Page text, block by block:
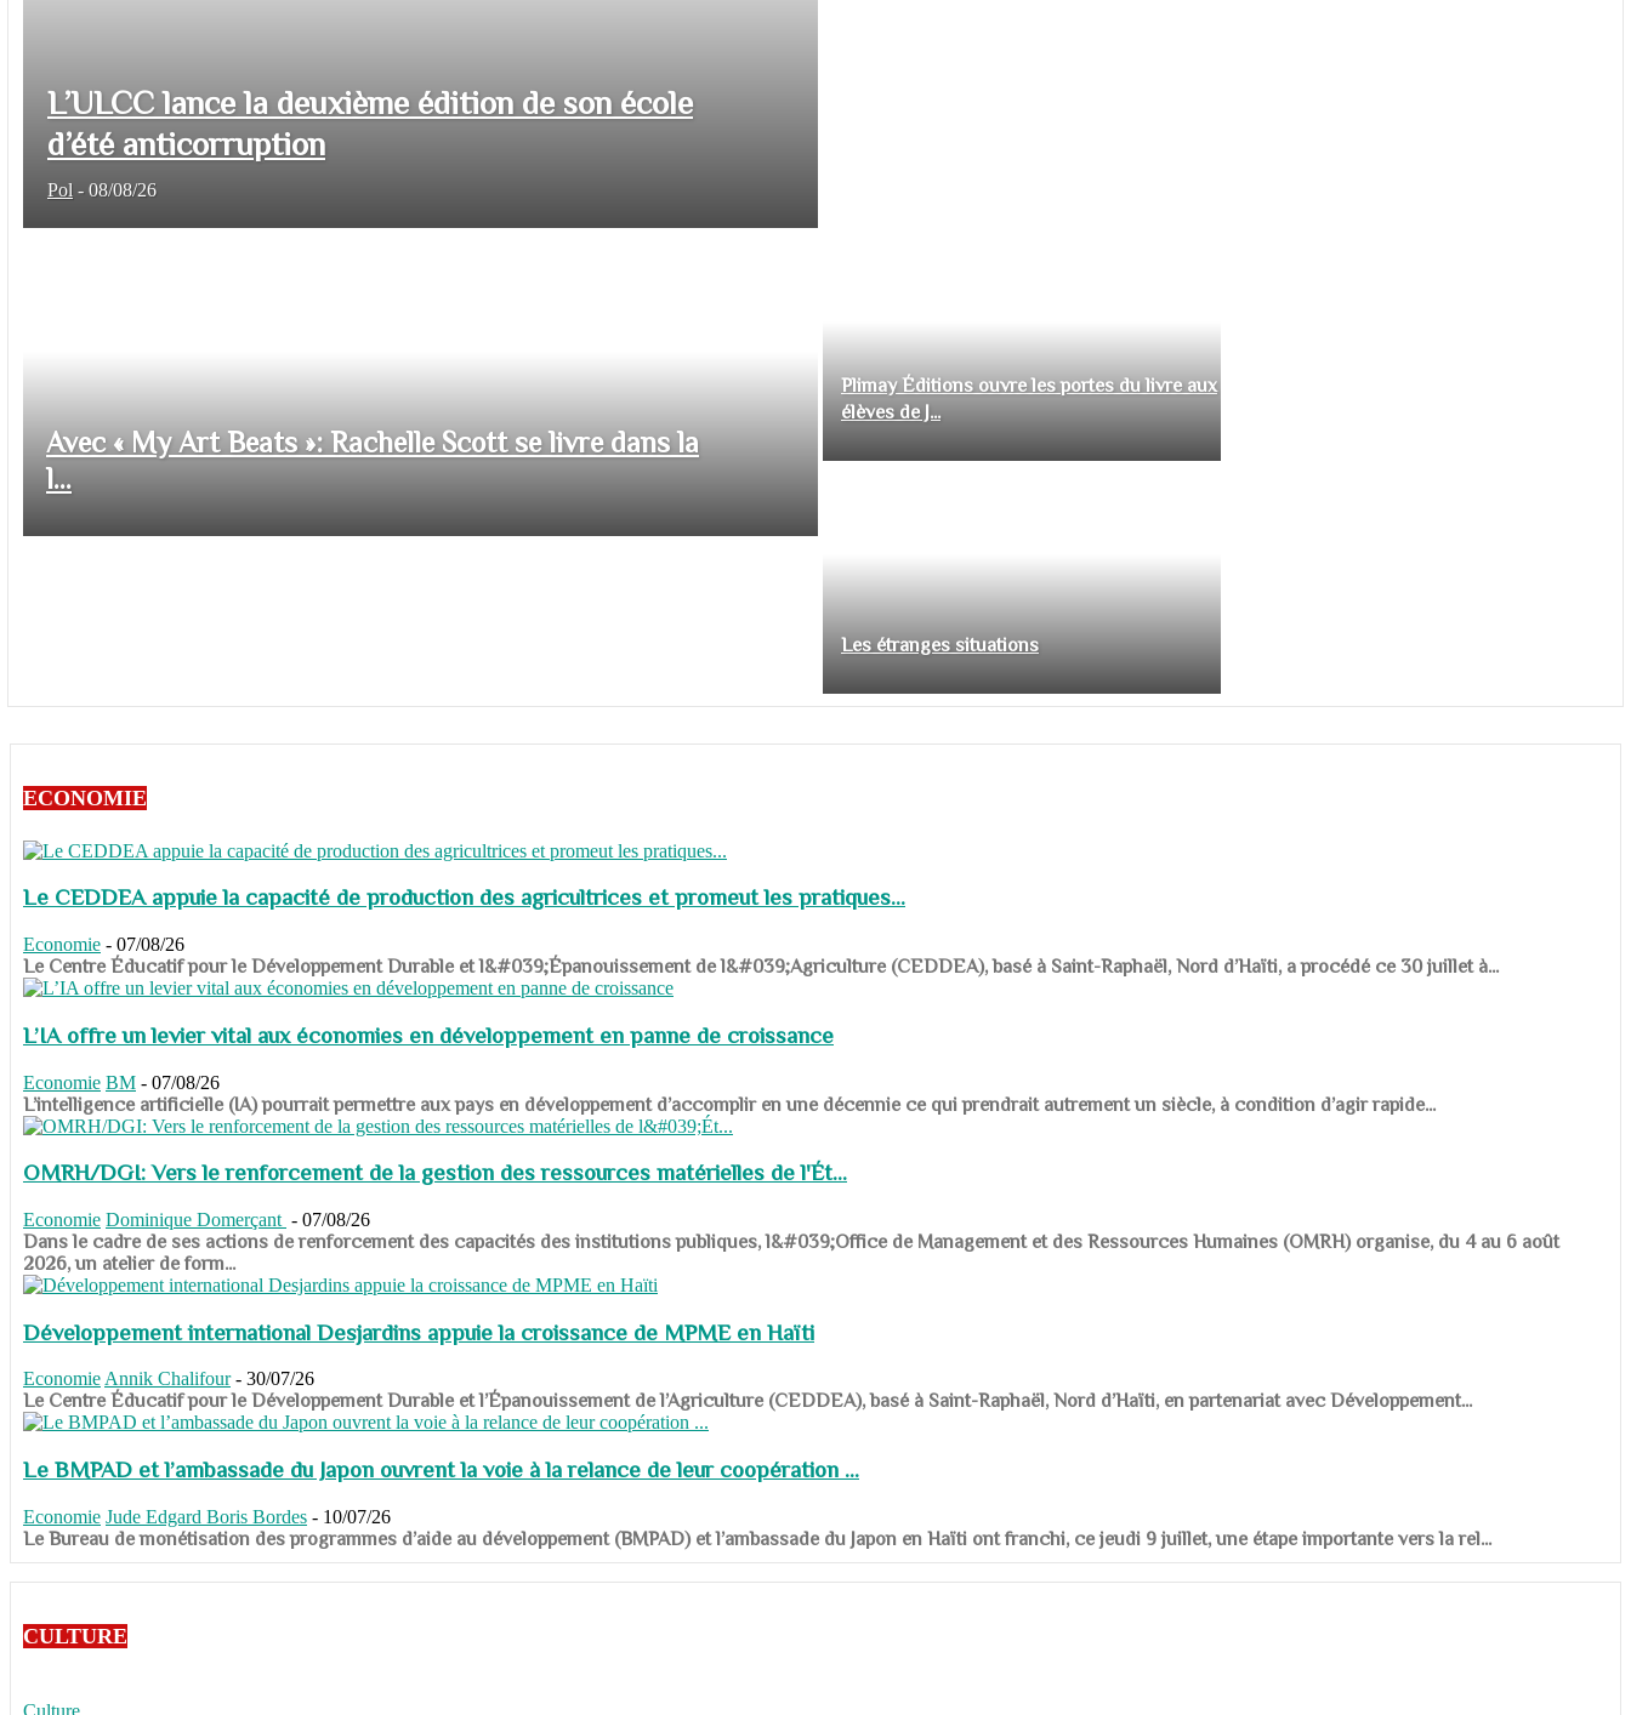
L’ULCC lance la deuxième édition de son école
d’été anticorruption
Pol - 08/08/26
Avec « My Art Beats »: Rachelle Scott se livre dans la
l...
Plimay Éditions ouvre les portes du livre aux
élèves de J...
Les étranges situations
ECONOMIE
Le CEDDEA appuie la capacité de production des agricultrices et promeut les pratiques...
Economie - 07/08/26
​​​​​​​Le Centre Éducatif pour le Développement Durable et l&#039;Épanouissement de l&#039;Agriculture (CEDDEA), basé à Saint-Raphaël, Nord d’Haïti, a procédé ce 30 juillet à...
L’IA offre un levier vital aux économies en développement en panne de croissance
Economie BM - 07/08/26
​​​​​​​L’intelligence artificielle (IA) pourrait permettre aux pays en développement d’accomplir en une décennie ce qui prendrait autrement un siècle, à condition d’agir rapide...
OMRH/DGI: Vers le renforcement de la gestion des ressources matérielles de l'Ét...
Economie Dominique Domerçant - 07/08/26
Dans le cadre de ses actions de renforcement des capacités des institutions publiques, l&#039;Office de Management et des Ressources Humaines (OMRH) organise, du 4 au 6 août
2026, un atelier de form...
Développement international Desjardins appuie la croissance de MPME en Haïti
Economie Annik Chalifour - 30/07/26
​​​​​​​Le Centre Éducatif pour le Développement Durable et l’Épanouissement de l’Agriculture (CEDDEA), basé à Saint-Raphaël, Nord d’Haïti, en partenariat avec Développement...
Le BMPAD et l’ambassade du Japon ouvrent la voie à la relance de leur coopération ...
Economie Jude Edgard Boris Bordes - 10/07/26
​​​​​​​Le Bureau de monétisation des programmes d’aide au développement (BMPAD) et l’ambassade du Japon en Haïti ont franchi, ce jeudi 9 juillet, une étape importante vers la rel...
CULTURE
Culture